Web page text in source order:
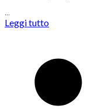
Leggi tutto